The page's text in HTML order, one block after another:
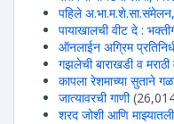
पहिले अ.भा.म.शे.सा.संमेलन,
पायाखालची वीट दे :
ऑनलाईन अग्रिम
गझलेची बाराखडी व मराठी
कापला रेशमाच्या सुताने
जात्यावरची गाणी
शरद जोशी आणि माझ्यातली